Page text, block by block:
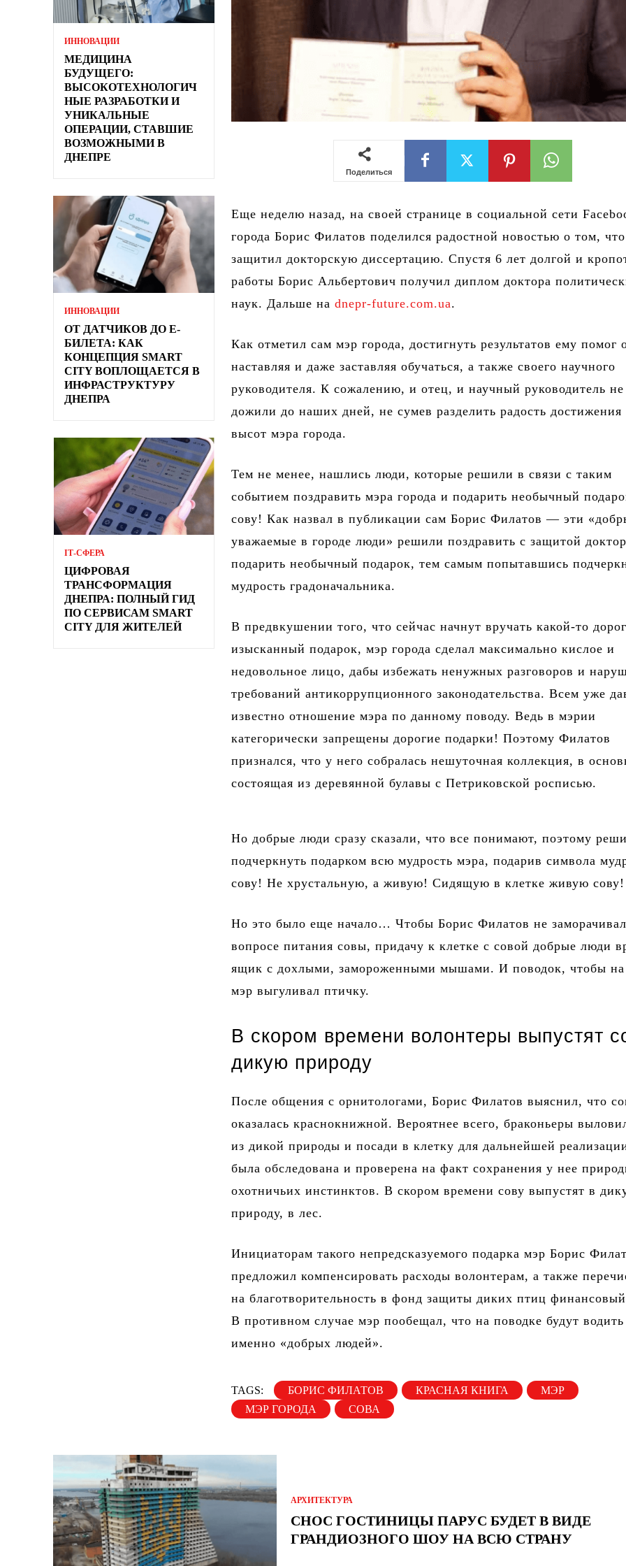
ИННОВАЦИИ
МЕДИЦИНА
БУДУЩЕГО:
ВЫСОКОТЕХНОЛОГИЧ
НЫЕ РАЗРАБОТКИ И
УНИКАЛЬНЫЕ
ОПЕРАЦИИ, СТАВШИЕ
ВОЗМОЖНЫМИ В
ДНЕПРЕ
ИННОВАЦИИ
ОТ ДАТЧИКОВ ДО Е-
БИЛЕТА: КАК
КОНЦЕПЦИЯ SMART
CITY ВОПЛОЩАЕТСЯ В
ИНФРАСТРУКТУРУ
ДНЕПРА
ІТ-СФЕРА
ЦИФРОВАЯ
ТРАНСФОРМАЦИЯ
ДНЕПРА: ПОЛНЫЙ ГИД
ПО СЕРВИСАМ SMART
CITY ДЛЯ ЖИТЕЛЕЙ
Поделиться
Еще неделю назад, на своей странице в социальной сети
города Борис Филатов поделился радостной новостью о том,
защитил докторскую диссертацию. Спустя 6 лет долгой и
работы Борис Альбертович получил диплом доктора
наук. Дальше наdnepr-future.com.ua.
Как отметил сам мэр города, достигнуть результатов ему помог
наставляя и даже заставляя обучаться, а также своего научного
руководителя. К сожалению, и отец, и научный руководитель не
дожили до наших дней, не сумев разделить радость
высот мэра города.
Тем не менее, нашлись люди, которые решили в связи с таким
событием поздравить мэра города и подарить необычный
сову! Как назвал в публикации сам Борис Филатов — эти
уважаемые в городе люди» решили поздравить с защитой
подарить необычный подарок, тем самым попытавшись
мудрость градоначальника.
В предвкушении того, что сейчас начнут вручать какой-то
изысканный подарок, мэр города сделал максимально кислое и
недовольное лицо, дабы избежать ненужных разговоров и
требований антикоррупционного законодательства. Всем уже
известно отношение мэра по данному поводу. Ведь в мэрии
категорически запрещены дорогие подарки! Поэтому Филатов
признался, что у него собралась нешуточная коллекция, в
состоящая из деревянной булавы с Петриковской росписью.
Но добрые люди сразу сказали, что все понимают, поэтому
подчеркнуть подарком всю мудрость мэра, подарив символа
сову! Не хрустальную, а живую! Сидящую в клетке живую сову!
Но это было еще начало… Чтобы Борис Филатов не
вопросе питания совы, придачу к клетке с совой добрые люди
ящик с дохлыми, замороженными мышами. И поводок, чтобы на
мэр выгуливал птичку.
В скором времени волонтеры выпустят
дикую природу
После общения с орнитологами, Борис Филатов выяснил, что
оказалась краснокнижной. Вероятнее всего, браконьеры
из дикой природы и посади в клетку для дальнейшей
была обследована и проверена на факт сохранения у нее
охотничьих инстинктов. В скором времени сову выпустят в
природу, в лес.
Инициаторам такого непредсказуемого подарка мэр Борис
предложил компенсировать расходы волонтерам, а также
на благотворительность в фонд защиты диких птиц
В противном случае мэр пообещал, что на поводке будут
именно «добрых людей».
TAGS: БОРИС ФИЛАТОВ КРАСНАЯ КНИГА
МЭР
МЭР ГОРОДА
СОВА
АРХИТЕКТУРА
СНОС ГОСТИНИЦЫ ПАРУС БУДЕТ В ВИДЕ
ГРАНДИОЗНОГО ШОУ НА ВСЮ СТРАНУ